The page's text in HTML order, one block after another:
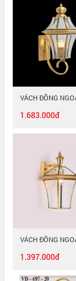
1.683.000đ
1.397.000đ